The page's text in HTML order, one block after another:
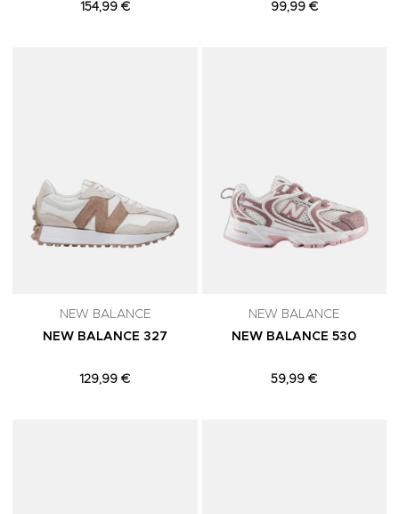
154,99 € 99,99 €
NEW BALANCE
NEW BALANCE 327
129,99 €
NEW BALANCE
NEW BALANCE 530
59,99 €